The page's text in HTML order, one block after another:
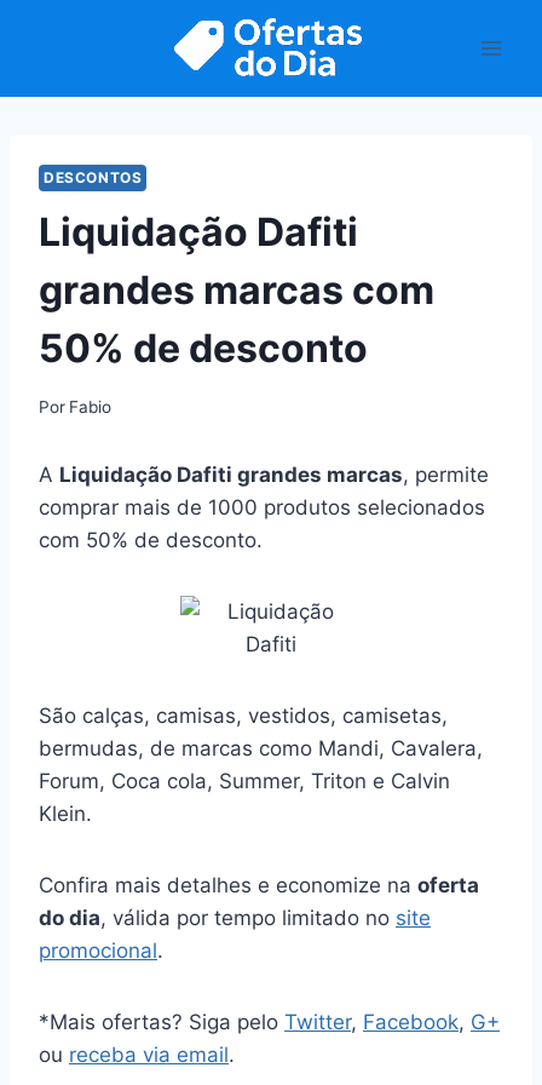
DESCONTOS
Liquidação Dafiti
grandes marcas com
50% de desconto
Por Fabio
A Liquidação Dafiti grandes marcas, permite
comprar mais de 1000 produtos selecionados
com 50% de desconto.
São calças, camisas, vestidos, camisetas,
bermudas, de marcas como Mandi, Cavalera,
Forum, Coca cola, Summer, Triton e Calvin
Klein.
Confira mais detalhes e economize na oferta
do dia, válida por tempo limitado no site
promocional.
*Mais ofertas? Siga pelo Twitter, Facebook, G+
ou receba via email.